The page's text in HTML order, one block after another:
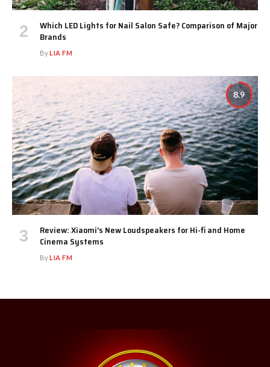
Which LED Lights for Nail Salon Safe? Comparison of Major
Brands
ByLIA FM
8.9
Review: Xiaomi’s New Loudspeakers for Hi-fi and Home
Cinema Systems
ByLIA FM